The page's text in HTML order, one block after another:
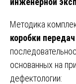
Методика
коробки передач
основанных на
дефектологии: